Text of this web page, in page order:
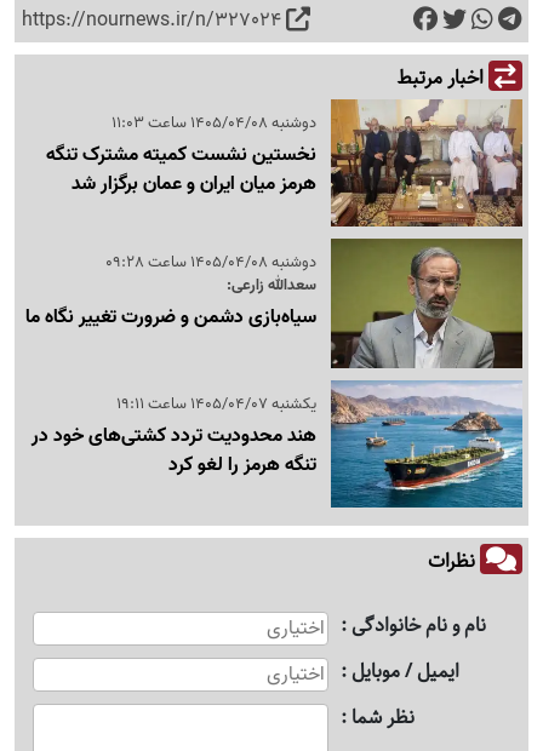
https://nournews.ir/n/327024
اخبار مرتبط
دوشنبه 1405/04/08 ساعت 11:03
نخستین نشست کمیته مشترک تنگه
هرمز میان ایران و عمان برگزار شد
دوشنبه 1405/04/08 ساعت 09:28
سعدالله زارعی:
سیاه‌بازی دشمن و ضرورت تغییر نگاه ما
یکشنبه 1405/04/07 ساعت 19:11
هند محدودیت تردد کشتی‌های خود در
تنگه هرمز را لغو کرد
نظرات
نام و نام خانوادگی
ایمیل / موبایل
نظر شما